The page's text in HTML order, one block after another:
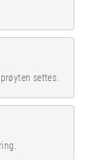
settes.